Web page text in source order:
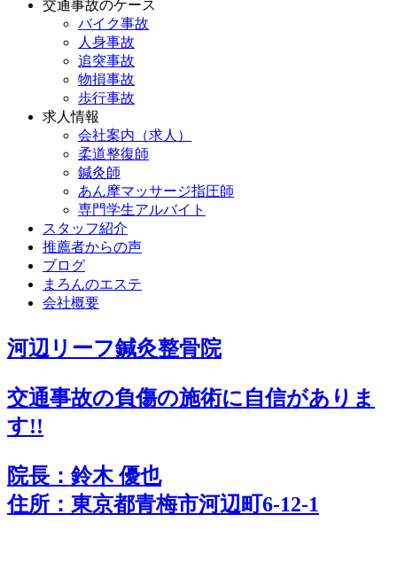
交通事故のケース
バイク事故
人身事故
追突事故
物損事故
歩行事故
求人情報
会社案内（求人）
柔道整復師
鍼灸師
あん摩マッサージ指圧師
専門学生アルバイト
スタッフ紹介
推薦者からの声
ブログ
まろんのエステ
会社概要
河辺リーフ鍼灸整骨院
交通事故の負傷の施術に自信がありま
す!!
院長：鈴木 優也
住所：東京都青梅市河辺町6-12-1